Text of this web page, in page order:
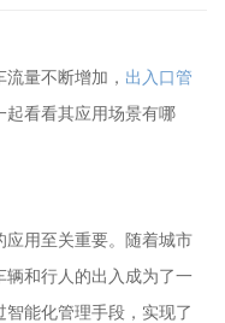
量不断增加， 出入口管
起看看其应用场景有哪
用至关重要。随着城市
和行人的出入成为了一
能化管理手段，实现了